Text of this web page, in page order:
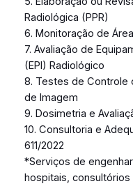
Radiológica (PPR)
6. Monitoração de
7. Avaliação de
(EPI) Radiológico
8. Testes de Controle
de Imagem
9. Dosimetria e
10. Consultoria e
611/2022
*Serviços de
hospitais,